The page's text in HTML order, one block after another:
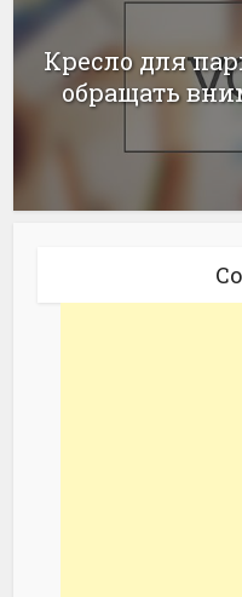
Кресло для
обращать